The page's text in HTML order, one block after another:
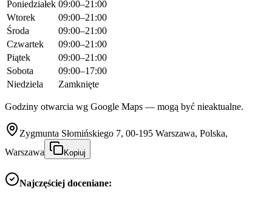
Poniedziałek 09:00–21:00
Wtorek
09:00–21:00
Środa
09:00–21:00
Czwartek
09:00–21:00
Piątek
09:00–21:00
Sobota
09:00–17:00
Niedziela
Zamknięte
Godziny otwarcia wg Google Maps — mogą być nieaktualne.
Zygmunta Słomińskiego 7, 00-195 Warszawa, Polska,
Warszawa
Kopiuj
Najczęściej doceniane: